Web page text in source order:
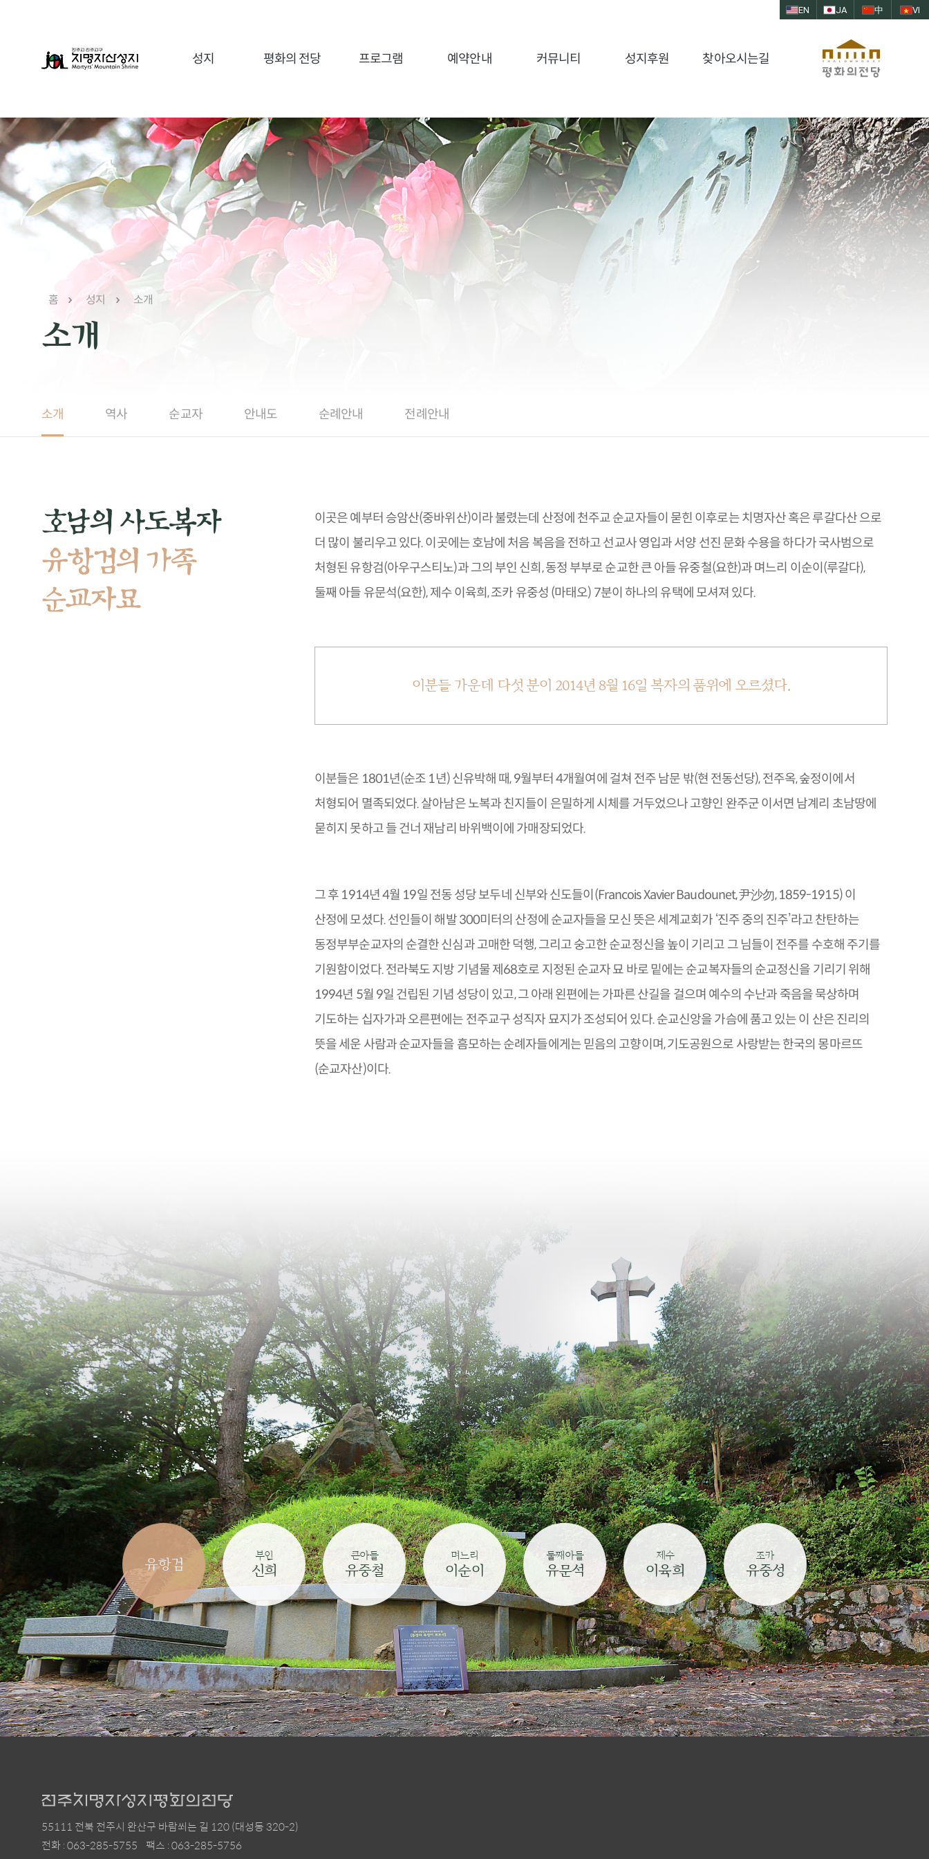
EN JA 中 VI
성지
유항검 아우구스티노
유중철 요한
이순이 루갈다
유무석 요한
유중성 마태오
평화의 전당
ME
가정사목국
레지오마리애
재속가르멜회
재속프란치스코회
꿈앙상블
프로그램 예약안내 커뮤니티 성지후원 찾아오시는길
홈 성지 소개
소개
소개 역사 순교자 안내도 순례안내 전례안내
이곳은 예부터 승암산(중바위산)이라 불렸는데 산정에 천주교 순교자들이 묻힌 이후로는 치명자산 혹은 루갈다산 으로
더 많이 불리우고 있다. 이곳에는 호남에 처음 복음을 전하고 선교사 영입과 서양 선진 문화 수용을 하다가 국사범으로
처형된 유항검(아우구스티노)과 그의 부인 신희, 동정 부부로 순교한 큰 아들 유중철(요한)과 며느리 이순이(루갈다),
둘째 아들 유문석(요한), 제수 이육희, 조카 유중성 (마태오) 7분이 하나의 유택에 모셔져 있다.
이분들 가운데 다섯 분이 2014년 8월 16일 복자의 품위에 오르셨다.
이분들은 1801년(순조 1년) 신유박해 때, 9월부터 4개월여에 걸쳐 전주 남문 밖(현 전동선당), 전주옥, 숲정이에서
처형되어 멸족되었다. 살아남은 노복과 친지들이 은밀하게 시체를 거두었으나 고향인 완주군 이서면 남계리 초남땅에
묻히지 못하고 들 건너 재남리 바위백이에 가매장되었다.
그 후 1914년 4월 19일 전동 성당 보두네 신부와 신도들이(Francois Xavier Baudounet, 尹沙勿, 1859-1915) 이
산정에 모셨다. 선인들이 해발 300미터의 산정에 순교자들을 모신 뜻은 세계교회가 ‘진주 중의 진주’라고 찬탄하는
동정부부순교자의 순결한 신심과 고매한 덕행, 그리고 숭고한 순교정신을 높이 기리고 그 님들이 전주를 수호해 주기를
기원함이었다. 전라북도 지방 기념물 제68호로 지정된 순교자 묘 바로 밑에는 순교복자들의 순교정신을 기리기 위해
1994년 5월 9일 건립된 기념 성당이 있고, 그 아래 왼편에는 가파른 산길을 걸으며 예수의 수난과 죽음을 묵상하며
기도하는 십자가과 오른편에는 전주교구 성직자 묘지가 조성되어 있다. 순교신앙을 가슴에 품고 있는 이 산은 진리의
뜻을 세운 사람과 순교자들을 흠모하는 순례자들에게는 믿음의 고향이며, 기도공원으로 사랑받는 한국의 몽마르뜨
(순교자산)이다.
유항검 부인
신희
큰아들
유중철
며느리
이순이
둘째아들
유문석
제수
이육희
조카
유중성
55111 전북 전주시 완산구 바람쐬는 길 120 (대성동 320-2)
전화 : 063-285-5755
팩스 : 063-285-5756